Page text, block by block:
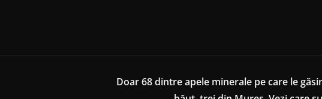
Doar 68 dintre apele minerale pe care le